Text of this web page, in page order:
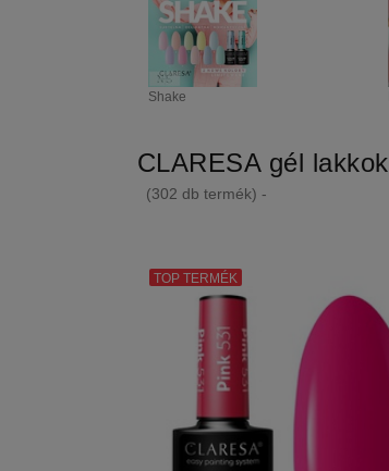
Shake
CLARESA gél lakkok
(302 db termék) -
TOP TERMÉK